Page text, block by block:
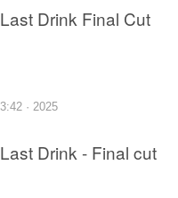
Last Drink Final Cut
3:42 · 2025
Last Drink - Final cut